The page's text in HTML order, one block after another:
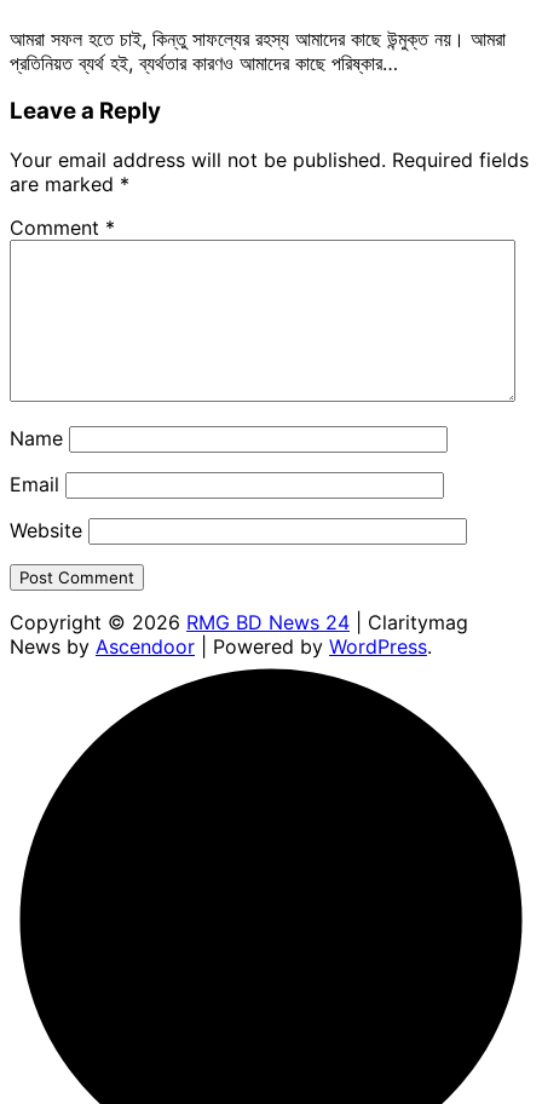
আমরা সফল হতে চাই, কিন্তু সাফল্যের রহস্য আমাদের কাছে উন্মুক্ত নয়। আমরা
প্রতিনিয়ত ব্যর্থ হই, ব্যর্থতার কারণও আমাদের কাছে পরিষ্কার…
Leave a Reply
Your email address will not be published. Required fields
are marked *
Comment *
Name
Email
Website
Copyright © 2026 RMG BD News 24 | Claritymag
News by Ascendoor | Powered by WordPress.